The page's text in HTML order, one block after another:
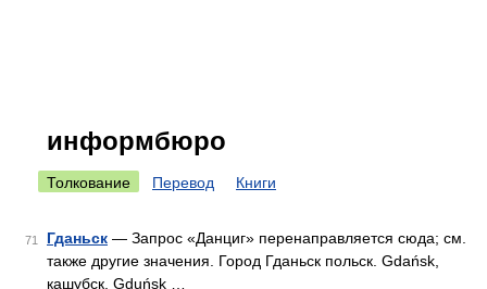
информбюро
Толкование Перевод Книги
71 Гданьск — Запрос «Данциг» перенаправляется сюда; см.
также другие значения. Город Гданьск польск. Gdańsk,
кашубск. Gduńsk …